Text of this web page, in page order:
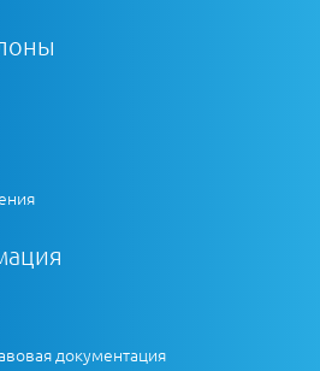
документация